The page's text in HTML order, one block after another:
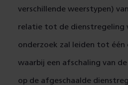
verschillende weerstypen)
relatie tot de dienstregeling
onderzoek zal leiden tot één
waarbij een afschaling van
op de afgeschaalde